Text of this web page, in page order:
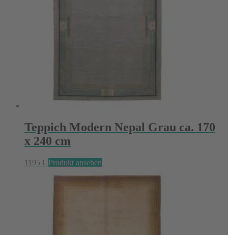
Teppich Modern Nepal Grau ca. 170
x 240 cm
1195 € Produkt ansehen